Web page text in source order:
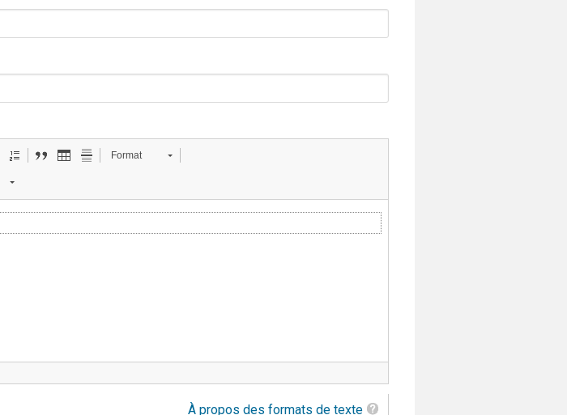
Format
À propos des formats de texte